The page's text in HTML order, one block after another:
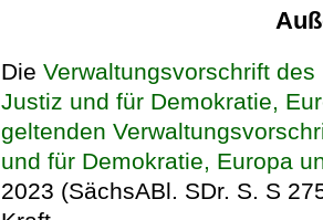
DieVerwaltungsvorschrift
Justiz und für Demokratie,
geltenden
und für Demokratie, Europa
2023 (SächsABl. SDr. S. S